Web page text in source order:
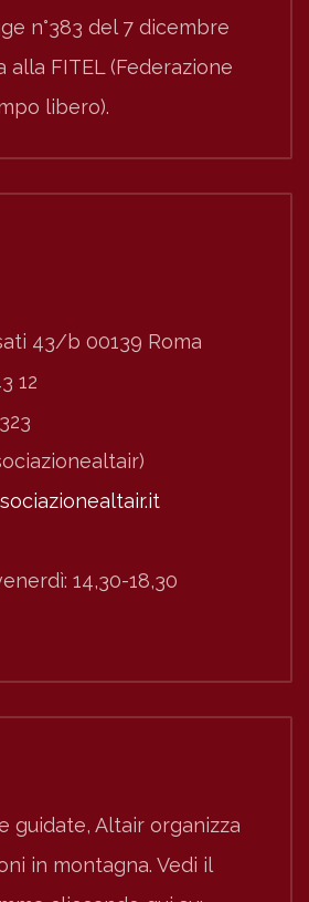
n°383 del 7 dicembre
alla FITEL (Federazione
libero).
43/b 00139 Roma
12
14,30-18,30
guidate, Altair organizza
in montagna. Vedi il